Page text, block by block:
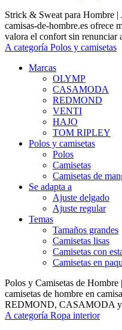
Strick & Sweat para Hombre |
camisas-de-hombre.es ofrece
valora el confort sin renunciar
A categoría Polos y camisetas
Marcas
OLYMP
CASAMODA
REDMOND
VENTI
HAJO
TOM RIPLEY
Polos y camisetas
Polos
Camisetas
Camisetas de
Se adapta a
Ajuste delgado
Ajuste regular
Temas
Tamaños grandes
Camisetas lisas
Camisetas con
Camisetas en
Polos y Camisetas de Hombre
camisetas de hombre en
REDMOND, CASAMODA y
A categoría Ropa interior